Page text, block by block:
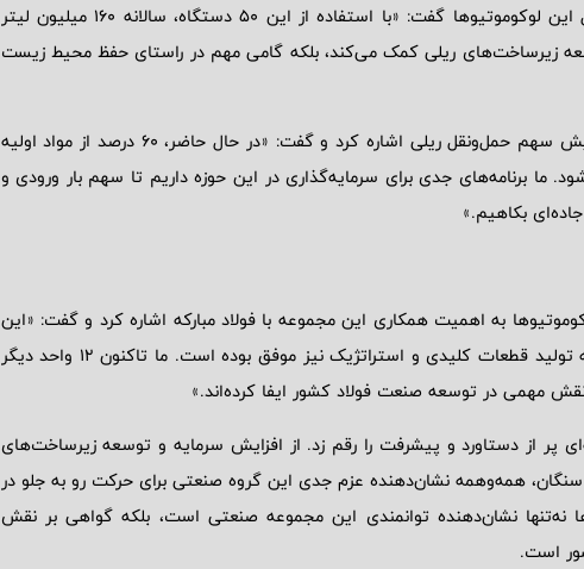
کشور ایفا خواهند کرد. سعید زرندی در مراسم تحویل این لوکوموتیوها گفت: «با استفاده از این 50 دستگاه، سالانه 160 میلیون لیتر
زیرساخت‌های ریلی کمک می‌کند، بلکه گامی مهم در راستای حفظ محیط زیست
وی همچنین به برنامه‌های جدی فولاد مبارکه برای افزایش سهم حمل‌ونقل ریلی اشاره کرد و گفت: «در حال حاضر، 60 درصد از مواد اولیه
ما برنامه‌های جدی برای سرمایه‌گذاری در این حوزه داریم تا سهم بار ورودی و
بکاهیم.»
به اهمیت همکاری این مجموعه با فولاد مبارکه اشاره کرد و گفت: «این
همکاری نه‌تنها در حوزه تولید لوکوموتیو، بلکه در زمینه تولید قطعات کلیدی و استراتژیک نیز موفق بوده است. ما تاکنون 12 واحد دیگر
مهمی در توسعه صنعت فولاد کشور ایفا کرده‌اند.»
فولاد مبارکه هفته‌ای پر از دستاورد و پیشرفت را رقم زد. از افزایش سرمایه و توسعه زیرساخت‌های
سنگان، همه‌وهمه نشان‌دهنده عزم جدی این گروه صنعتی برای حرکت رو به جلو در
نشان‌دهنده توانمندی این مجموعه صنعتی است، بلکه گواهی بر نقش
است.